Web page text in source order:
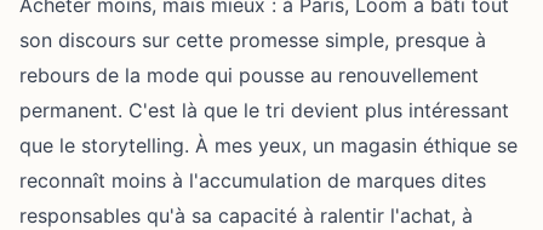
Acheter moins, mais mieux : à Paris, Loom a bâti tout
son discours sur cette promesse simple, presque à
rebours de la mode qui pousse au renouvellement
permanent. C'est là que le tri devient plus intéressant
que le storytelling. À mes yeux, un magasin éthique se
reconnaît moins à l'accumulation de marques dites
responsables qu'à sa capacité à ralentir l'achat, à